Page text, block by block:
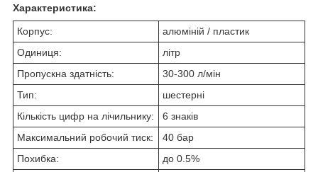
Характеристика:
Корпус:
алюміній / пластик
Одиниця:
літр
Пропускна здатність:
30-300 л/мін
Тип:
шестерні
Кількість цифр на лічильнику:
6 знаків
Максимальний робочий тиск:
40 бар
Похибка:
до 0.5%